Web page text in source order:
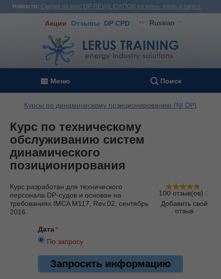
Новости: Скидка на курс DP REVALIDATION на июнь, июль и август - USD1,000! Вьетнам, Турция, Малайзия
Акции Отзывы DP CPD Russian
Меню Поиск
Курсы по динамическому позиционированию (NI DP)
Курс по техническому
обслуживанию систем
динамического
позиционирования
100 отзыв(ов)
Добавить свой
отзыв
Курс разработан для технического
персонала DP-судов и основан на
требованиях IMCA M117, Rev.02, сентябрь
2016.
Дата
По запросу
Запросить информацию